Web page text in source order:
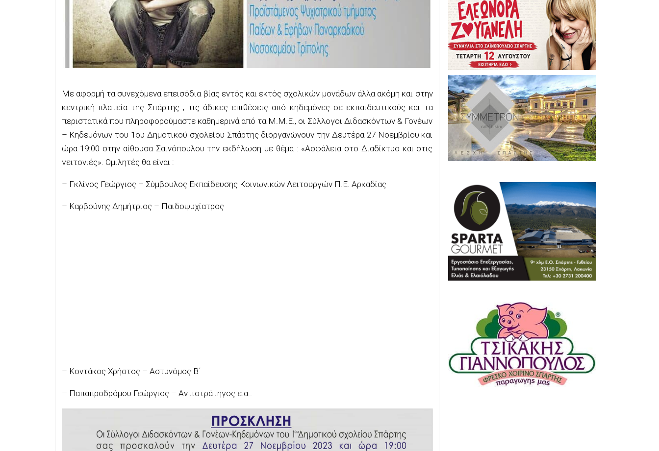
Με αφορμή τα συνεχόμενα επεισόδια βίας εντός και εκτός σχολικών μονάδων άλλα ακόμη και στην
κεντρική πλατεία της Σπάρτης , τις άδικες επιθέσεις από κηδεμόνες σε εκπαιδευτικούς και τα
περιστατικά που πληροφορούμαστε καθημερινά από τα Μ.Μ.Ε., οι Σύλλογοι Διδασκόντων & Γονέων
– Κηδεμόνων του 1ου Δημοτικού σχολείου Σπάρτης διοργανώνουν την Δευτέρα 27 Νοεμβρίου και
ώρα 19:00 στην αίθουσα Σαινόπουλου την εκδήλωση με θέμα : «Ασφάλεια στο Διαδίκτυο και στις
γειτονιές». Ομιλητές θα είναι :
– Γκλίνος Γεώργιος – Σύμβουλος Εκπαίδευσης Κοινωνικών Λειτουργών Π.Ε. Αρκαδίας
– Καρβούνης Δημήτριος – Παιδοψυχίατρος
– Κοντάκος Χρήστος – Αστυνόμος Β΄
– Παπαπροδρόμου Γεώργιος – Αντιστράτηγος ε.α..